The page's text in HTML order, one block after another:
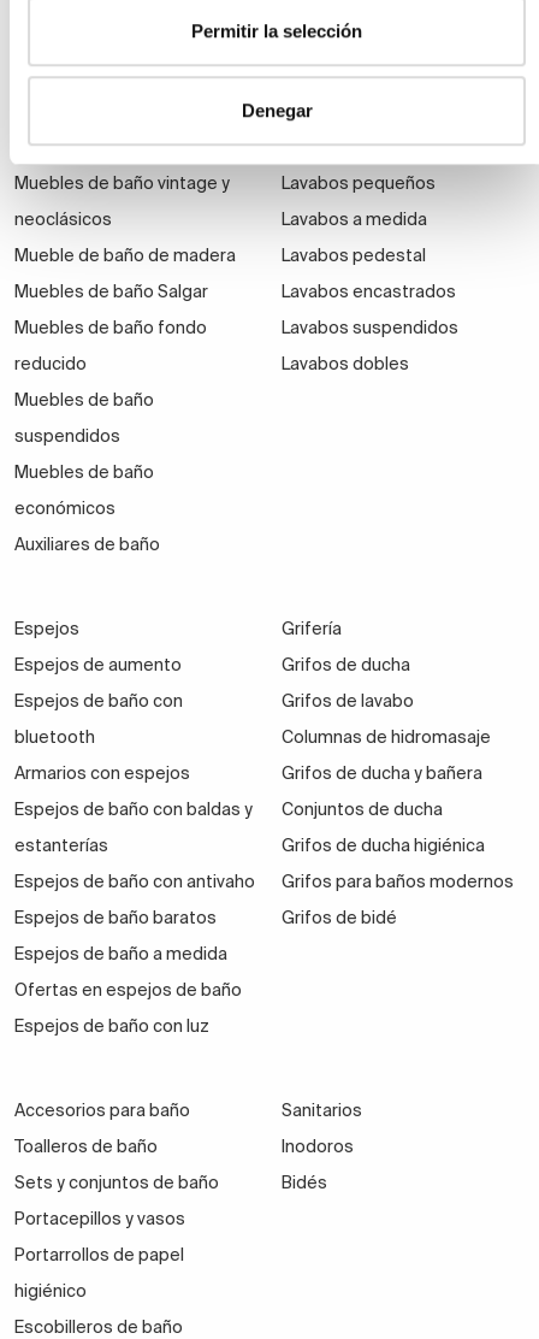
Permitir la selección
Denegar
Muebles de baño Modernos
natural
Muebles de baño vintage y
neoclásicos
Mueble de baño de madera
Muebles de baño Salgar
Muebles de baño fondo
reducido
Muebles de baño
suspendidos
Muebles de baño
económicos
Auxiliares de baño
Lavabos
Lavabos modernos
Lavabos sobre encimera
Lavabos baratos
Lavabos pequeños
Lavabos a medida
Lavabos pedestal
Lavabos encastrados
Lavabos suspendidos
Lavabos dobles
Espejos
Espejos de aumento
Espejos de baño con
bluetooth
Armarios con espejos
Espejos de baño con baldas y
estanterías
Espejos de baño con antivaho
Espejos de baño baratos
Espejos de baño a medida
Ofertas en espejos de baño
Espejos de baño con luz
Grifería
Grifos de ducha
Grifos de lavabo
Columnas de hidromasaje
Grifos de ducha y bañera
Conjuntos de ducha
Grifos de ducha higiénica
Grifos para baños modernos
Grifos de bidé
Accesorios para baño
Toalleros de baño
Sets y conjuntos de baño
Portacepillos y vasos
Portarrollos de papel
higiénico
Escobilleros de baño
Sanitarios
Inodoros
Bidés